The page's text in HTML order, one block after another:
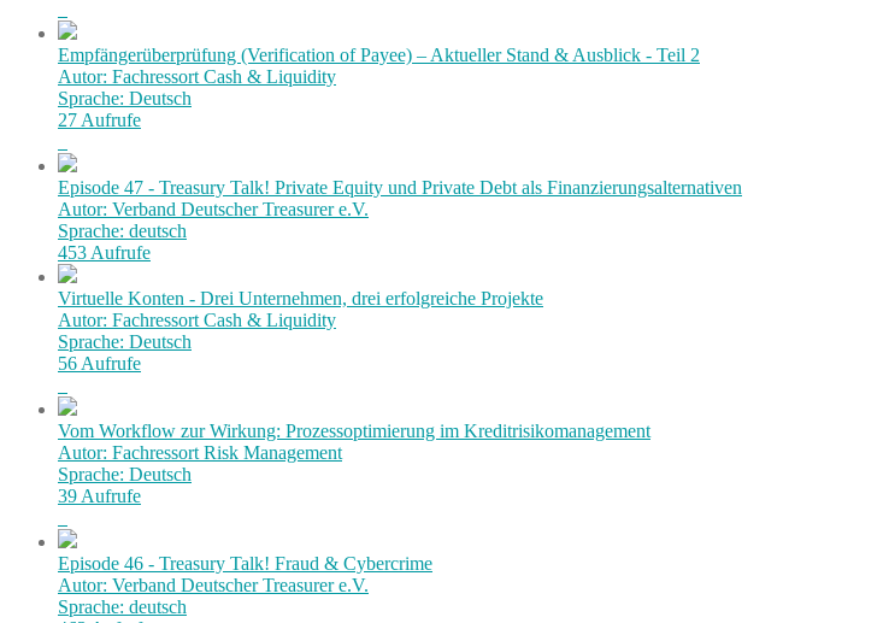
Empfängerüberprüfung (Verification of Payee) – Aktueller Stand & Ausblick - Teil 2
Autor: Fachressort Cash & Liquidity
Sprache: Deutsch
27 Aufrufe
Episode 47 - Treasury Talk! Private Equity und Private Debt als Finanzierungsalternativen
Autor: Verband Deutscher Treasurer e.V.
Sprache: deutsch
453 Aufrufe
Virtuelle Konten - Drei Unternehmen, drei erfolgreiche Projekte
Autor: Fachressort Cash & Liquidity
Sprache: Deutsch
56 Aufrufe
Vom Workflow zur Wirkung: Prozessoptimierung im Kreditrisikomanagement
Autor: Fachressort Risk Management
Sprache: Deutsch
39 Aufrufe
Episode 46 - Treasury Talk! Fraud & Cybercrime
Autor: Verband Deutscher Treasurer e.V.
Sprache: deutsch